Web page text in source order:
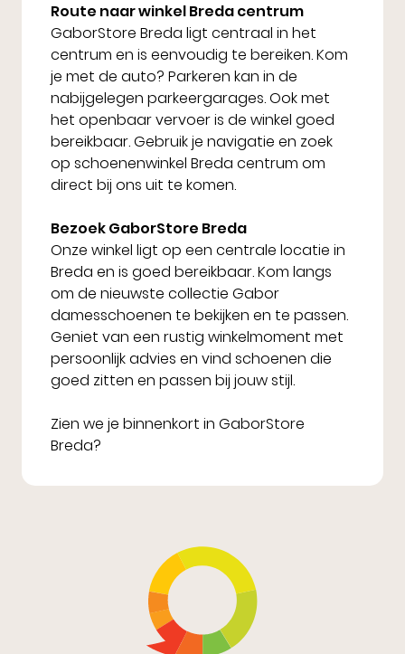
Route naar winkel Breda centrum
GaborStore Breda ligt centraal in het
centrum en is eenvoudig te bereiken. Kom
je met de auto? Parkeren kan in de
nabijgelegen parkeergarages. Ook met
het openbaar vervoer is de winkel goed
bereikbaar. Gebruik je navigatie en zoek
op schoenenwinkel Breda centrum om
direct bij ons uit te komen.
Bezoek GaborStore Breda
Onze winkel ligt op een centrale locatie in
Breda en is goed bereikbaar. Kom langs
om de nieuwste collectie Gabor
damesschoenen te bekijken en te passen.
Geniet van een rustig winkelmoment met
persoonlijk advies en vind schoenen die
goed zitten en passen bij jouw stijl.
Zien we je binnenkort in GaborStore
Breda?